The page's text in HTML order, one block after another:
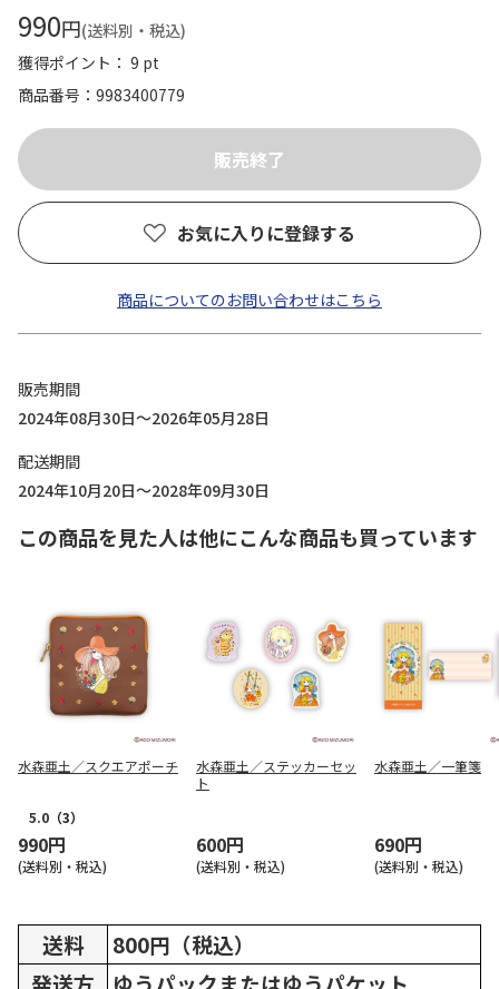
990円(送料別・税込)
獲得ポイント： 9 pt
商品番号
9983400779
お気に入りに登録する
商品についてのお問い合わせはこちら
販売期間
2024年08月30日～2026年05月28日
配送期間
2024年10月20日～2028年09月30日
この商品を見た人は他にこんな商品も買っています
水森亜土／スクエアポーチ
5.0 （3）
990円
(送料別・税込)
水森亜土／ステッカーセッ
ト
600円
(送料別・税込)
水森亜土／一筆箋
690円
(送料別・税込)
送料
800円（税込）
発送方
ゆうパックまたはゆうパケット